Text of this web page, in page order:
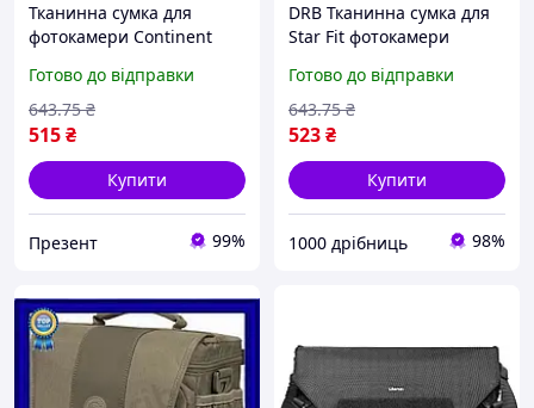
Тканинна сумка для
фотокамери Continent
дзеркальної фотокамери
та захисту від ударів
Готово до відправки
515₴
643.75 ₴
Купити
Презент 99%
DRB Тканинна сумка для
Star Fit фотокамери
для цифрової дзеркальної
фотокамери DRB_Q7
Готово до відправки
523₴
643.75 ₴
Купити
1000 дрібниць 98%